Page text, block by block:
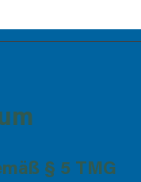
§ 5 TMG